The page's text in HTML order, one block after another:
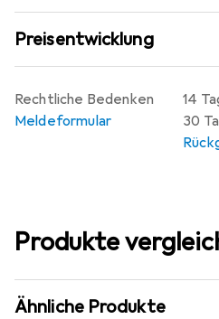
Preisentwicklung
14
30
Rechtliche Bedenken
Meldeformular
Produkte
Ähnliche Produkte